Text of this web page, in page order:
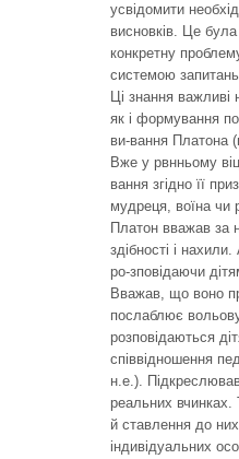
усвідомити
висновків. Це
конкретну
системою
Ці знання важливі
як і формування
ви-вання Платона
Вже у рвнньому
вання згідно її
мудреця, воїна чи
Платон вважав за
здібності і
ро-зповідаючи
Вважав, що воно
послаблює
розповідаються
співвідношення
н.е.).
реальних вчинках.
й ставлення до
індивідуальних